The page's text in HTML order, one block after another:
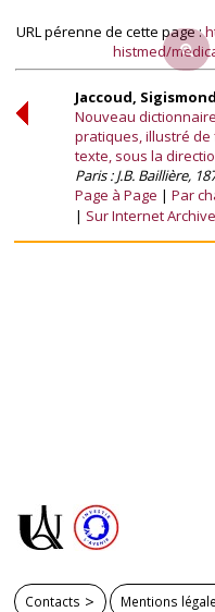
URL pérenne de cette page :
histmed/
Jaccoud,
Nouveau
pratiques, illustré
texte, sous la
Paris : J.B. Baillière,
Page à Page
Par
Sur Internet Archive
Contacts Mentions